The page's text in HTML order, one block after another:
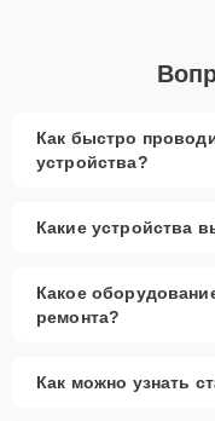
Как быстро
устройства?
Какие устройства
Какое
ремонта?
Как можно узнать